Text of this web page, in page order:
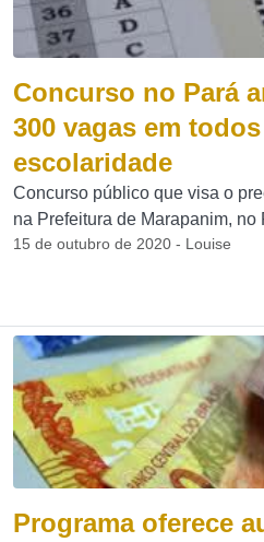
Concurso no Pará
300 vagas em
escolaridade
Concurso público que visa o
na Prefeitura de Marapanim, no
15 de outubro de 2020 - Louise
Programa oferece